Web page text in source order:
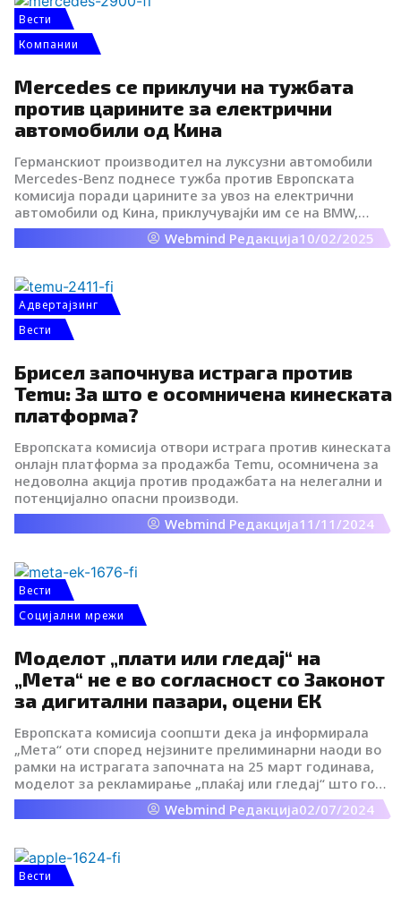
американските технолошки компании.
Вести
Компании
Mercedes се приклучи на тужбата
против царините за електрични
автомобили од Кина
Германскиот производител на луксузни автомобили
Mercedes-Benz поднесе тужба против Европската
комисија поради царините за увоз на електрични
автомобили од Кина, приклучувајќи им се на BMW,
Tesla и други големи кинески компании.
Webmind Редакција10/02/2025
Адвертајзинг
Вести
Брисел започнува истрага против
Temu: За што е осомничена кинеската
платформа?
Европската комисија отвори истрага против кинеската
онлајн платформа за продажба Temu, осомничена за
недоволна акција против продажбата на нелегални и
потенцијално опасни производи.
Webmind Редакција11/11/2024
Вести
Социјални мрежи
Моделот „плати или гледај“ на
„Мета“ не е во согласност со Законот
за дигитални пазари, оцени ЕК
Европската комисија соопшти дека ја информирала
„Мета“ оти според нејзините прелиминарни наоди во
рамки на истрагата започната на 25 март годинава,
моделот за рекламирање „плаќај или гледај“ што го
практикува компанијата не е во согласност со Законот
за дигитални пазари на ЕУ (ДМА).
Webmind Редакција02/07/2024
Вести